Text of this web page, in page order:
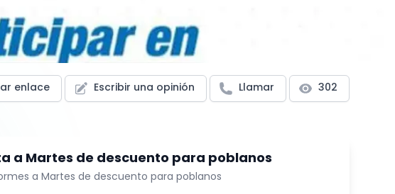
enlace Escribir una opinión Llamar 302
a Martes de descuento para poblanos
a Martes de descuento para poblanos